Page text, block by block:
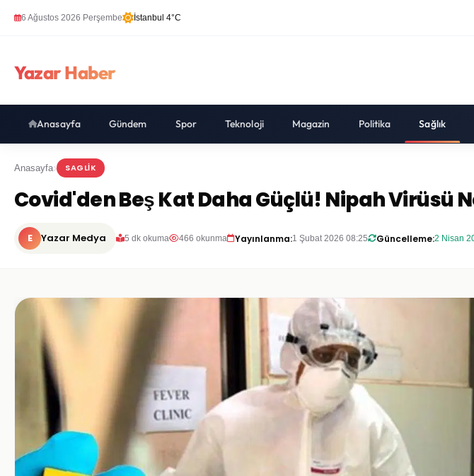
6 Ağustos 2026 Perşembe İstanbul 4°C
Yazar Haber
Anasayfa Gündem Spor Teknoloji Magazin Politika Sağlık
Anasayfa SAGLIK
Covid'den Beş Kat Daha Güçlü! Nipah Virüsü
E Yazar Medya 5 dk okuma 466 okunma Yayınlanma:1 Şubat 2026 08:25 Güncelleme:2 Nisan